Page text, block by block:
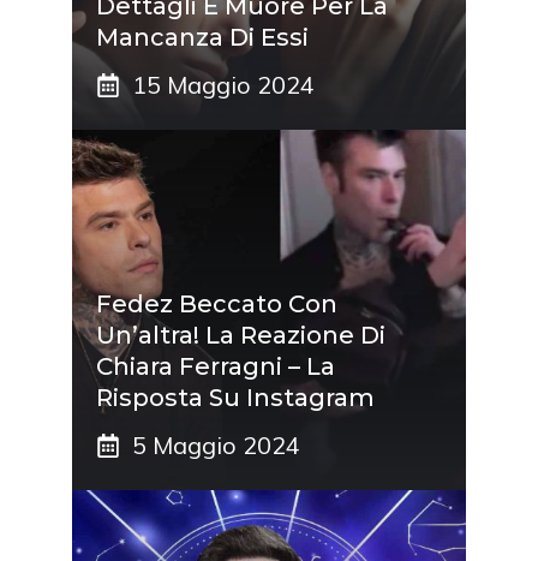
Dettagli E Muore Per La
Mancanza Di Essi
15 Maggio 2024
Fedez Beccato Con
Un’altra! La Reazione Di
Chiara Ferragni – La
Risposta Su Instagram
5 Maggio 2024